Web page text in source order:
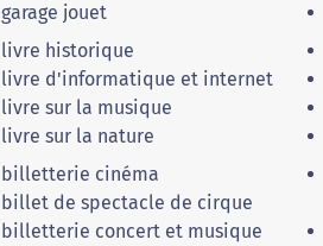
garage jouet
livre historique
livre d'informatique et internet
livre sur la musique
livre sur la nature
billetterie cinéma
billet de spectacle de cirque
billetterie concert et musique